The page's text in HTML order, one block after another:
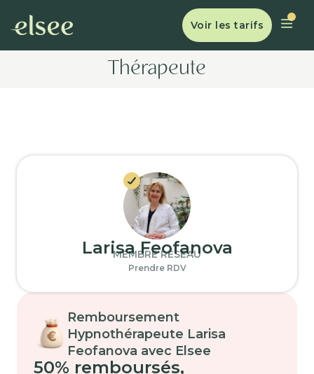
Voir les tarifs
Thérapeute
Larisa Feofanova
MEMBRE RÉSEAU
Prendre RDV
Remboursement
Hypnothérapeute Larisa
Feofanova avec Elsee
50% remboursés,